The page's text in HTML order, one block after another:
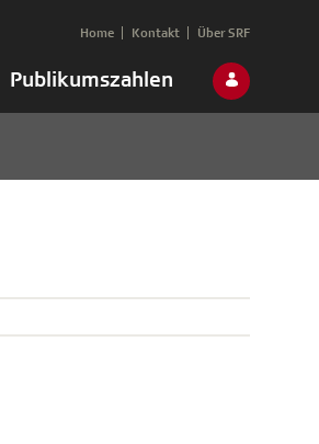
Publikumszahlen
Home Kontakt Über SRF